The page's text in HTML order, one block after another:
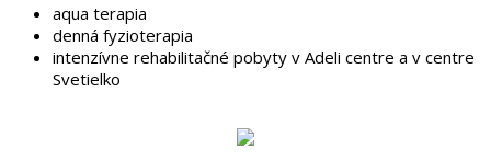
aqua terapia
denná fyzioterapia
intenzívne rehabilitačné pobyty v Adeli centre a v centre
Svetielko